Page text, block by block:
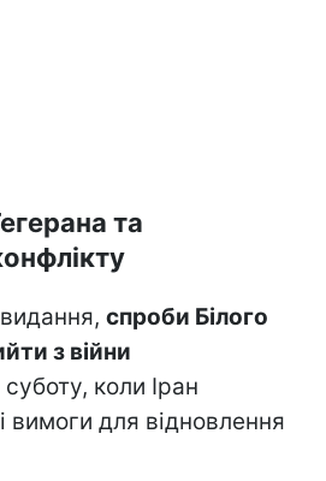
та
спроби Білого
з війни
суботу, коли Іран
вимоги для відновлення